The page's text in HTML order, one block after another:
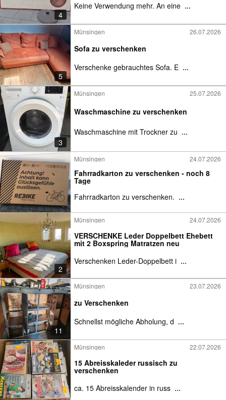
4
Keine Verwendung mehr. An eine ...
5
Münsingen 26.07.2026
Sofa zu verschenken
Verschenke gebrauchtes Sofa. E ...
3
Münsingen 25.07.2026
Waschmaschine zu verschenken
Waschmaschine mit Trockner zu ...
Münsingen 24.07.2026
Fahrradkarton zu verschenken - noch 8
Tage
Fahrradkarton zu verschenken. ...
2
Münsingen 24.07.2026
VERSCHENKE Leder Doppelbett Ehebett
mit 2 Boxspring Matratzen neu
Verschenken Leder-Doppelbett i ...
11
Münsingen 23.07.2026
zu Verschenken
Schnellst mögliche Abholung, d ...
Münsingen 22.07.2026
15 Abreisskaleder russisch zu
verschenken
ca. 15 Abreisskalender in russ ...